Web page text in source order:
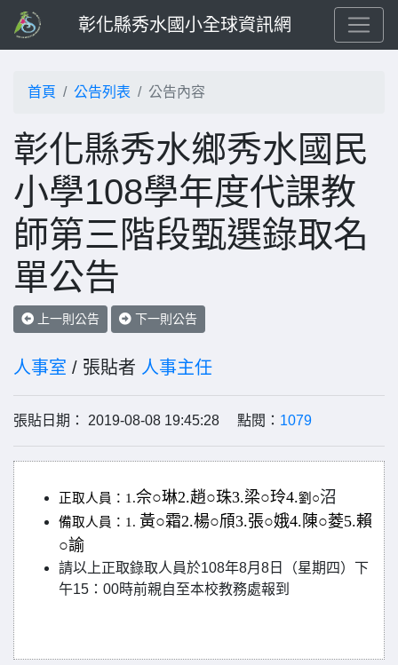
彰化縣秀水國小全球資訊網
首頁 公告列表 公告內容
彰化縣秀水鄉秀水國民
小學108學年度代課教
師第三階段甄選錄取名
單公告
上一則公告 下一則公告
人事室 / 張貼者 人事主任
張貼日期： 2019-08-08 19:45:28 點閱： 1079
正取人員：1.佘○琳2.趙○珠3.梁○玲4.劉○沼
備取人員：1. 黃○霜2.楊○頎3.張○娥4.陳○菱5.賴
○諭
請以上正取錄取人員於108年8月 8 日（星期四）下
午15 ： 00時前親自至本校教務處報到